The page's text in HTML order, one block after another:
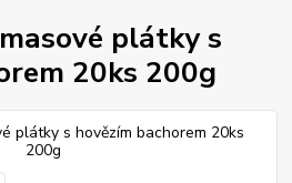
plátky s
20ks 200g